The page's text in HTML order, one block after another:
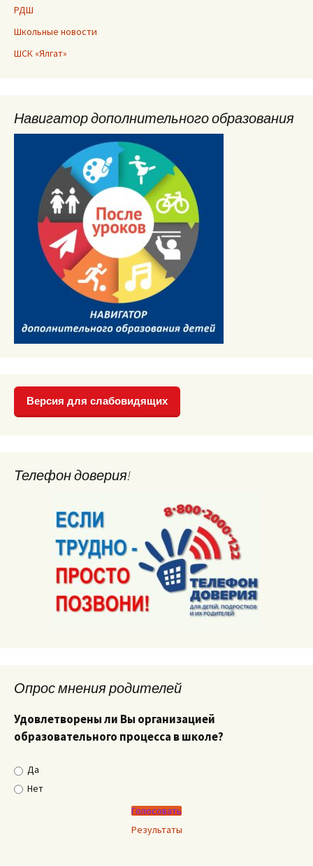
РДШ
Школьные новости
ШСК «Ялгат»
Навигатор дополнительного образования
Версия для слабовидящих
Телефон доверия!
Опрос мнения родителей
Удовлетворены ли Вы организацией
образовательного процесса в школе?
Да
Нет
Результаты